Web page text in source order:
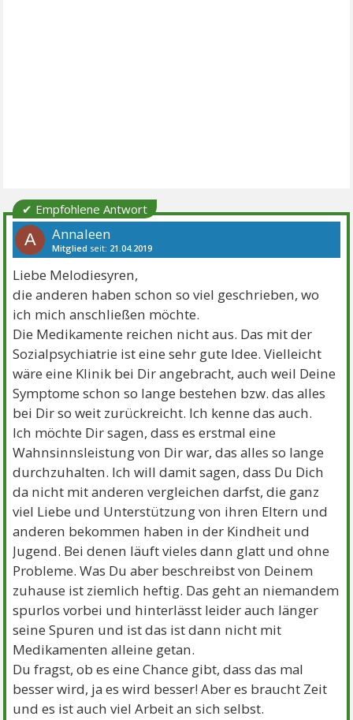
✔ Empfohlene Antwort
A Annaleen
Mitglied seit: 21.04.2019
Liebe Melodiesyren,
die anderen haben schon so viel geschrieben, wo
ich mich anschließen möchte.
Die Medikamente reichen nicht aus. Das mit der
Sozialpsychiatrie ist eine sehr gute Idee. Vielleicht
wäre eine Klinik bei Dir angebracht, auch weil Deine
Symptome schon so lange bestehen bzw. das alles
bei Dir so weit zurückreicht. Ich kenne das auch.
Ich möchte Dir sagen, dass es erstmal eine
Wahnsinnsleistung von Dir war, das alles so lange
durchzuhalten. Ich will damit sagen, dass Du Dich
da nicht mit anderen vergleichen darfst, die ganz
viel Liebe und Unterstützung von ihren Eltern und
anderen bekommen haben in der Kindheit und
Jugend. Bei denen läuft vieles dann glatt und ohne
Probleme. Was Du aber beschreibst von Deinem
zuhause ist ziemlich heftig. Das geht an niemandem
spurlos vorbei und hinterlässt leider auch länger
seine Spuren und ist das ist dann nicht mit
Medikamenten alleine getan.
Du fragst, ob es eine Chance gibt, dass das mal
besser wird, ja es wird besser! Aber es braucht Zeit
und es ist auch viel Arbeit an sich selbst.